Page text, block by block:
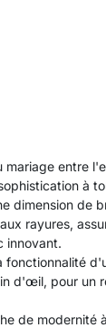
mariage entre
à
dimension de
rayures,
innovant.
fonctionnalité
d'œil, pour un
de modernité